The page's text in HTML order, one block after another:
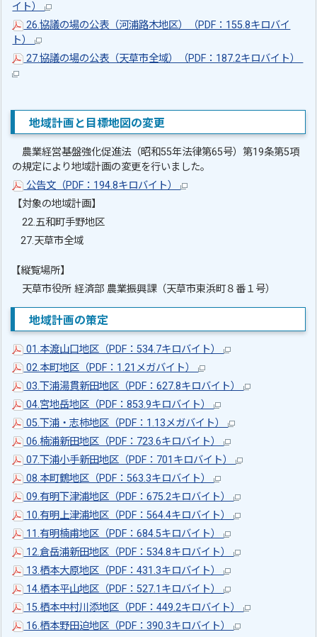
イト）
26.協議の場の公表（河浦路木地区）（PDF：155.8キロバイ
ト）
27.協議の場の公表（天草市全域）（PDF：187.2キロバイト）
地域計画と目標地図の変更
農業経営基盤強化促進法（昭和55年法律第65号）第19条第5項
の規定により地域計画の変更を行いました。
公告文（PDF：194.8キロバイト）
【対象の地域計画】
22.五和町手野地区
27.天草市全域
【縦覧場所】
天草市役所 経済部 農業振興課（天草市東浜町８番１号）
地域計画の策定
01.本渡山口地区（PDF：534.7キロバイト）
02.本町地区（PDF：1.21メガバイト）
03.下浦湯貫新田地区（PDF：627.8キロバイト）
04.宮地岳地区（PDF：853.9キロバイト）
05.下浦・志柿地区（PDF：1.13メガバイト）
06.楠浦新田地区（PDF：723.6キロバイト）
07.下浦小手新田地区（PDF：701キロバイト）
08.本町鶴地区（PDF：563.3キロバイト）
09.有明下津浦地区（PDF：675.2キロバイト）
10.有明上津浦地区（PDF：564.4キロバイト）
11.有明楠甫地区（PDF：684.5キロバイト）
12.倉岳浦新田地区（PDF：534.8キロバイト）
13.栖本大原地区（PDF：431.3キロバイト）
14.栖本平山地区（PDF：527.1キロバイト）
15.栖本中村川添地区（PDF：449.2キロバイト）
16.栖本野田迫地区（PDF：390.3キロバイト）